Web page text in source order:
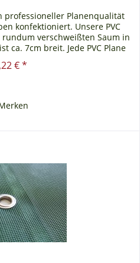
professioneller Planenqualität
konfektioniert. Unsere PVC
verschweißten Saum in
ca. 7cm breit. Jede PVC Plane
€ *